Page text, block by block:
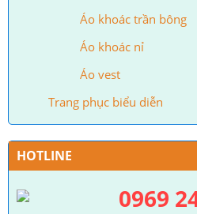
Áo khoác trần bông
Áo khoác nỉ
Áo vest
Trang phục biểu diễn
HOTLINE
0969